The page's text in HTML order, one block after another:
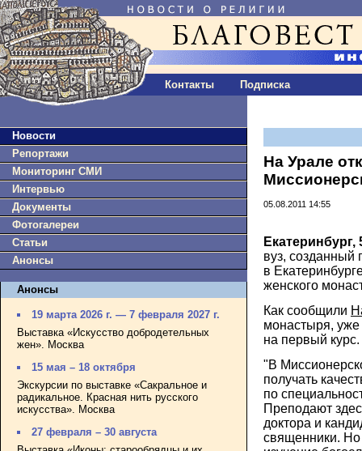
Контакты Подписка
Новости
Репортажи
Мониторинг СМИ
Интервью
Документы
Фотогалереи
Статьи
Анонсы
Анонсы
19 марта 2026 г. — 7 февраля 2027 г.
Выставка «Искусство добродетельных
жен». Москва
15 мая – 18 октября
Экскурсии по выставке «Сакральное и
радикальное. Красная нить русского
искусства». Москва
27 февраля – 30 августа
На Урале
05.08.2011 14:55
Екатеринбург,
вуз, созданный
в
женского
Как сообщили
монастыря, уже
на первый курс.
"В
получать
по
Преподают
доктора и
священники. Но